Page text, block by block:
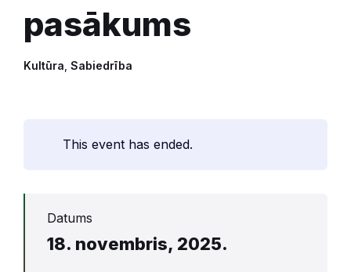
pasākums
Kultūra Sabiedrība
This event has ended.
Datums
18. novembris, 2025.